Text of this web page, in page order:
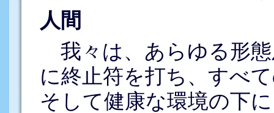
人間
我々は、あらゆる形
に終止符を打ち、すべ
そして健康な環境の下